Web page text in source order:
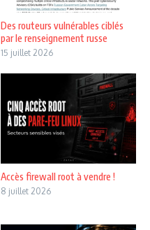
Des routeurs vulnérables ciblés
par le renseignement russe
15 juillet 2026
Accès firewall root à vendre !
8 juillet 2026